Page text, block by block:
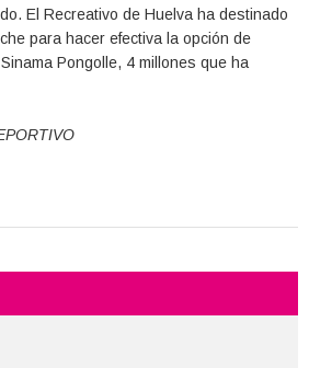
El Recreativo de Huelva ha destinado
para hacer efectiva la opción de
Pongolle, 4 millones que ha